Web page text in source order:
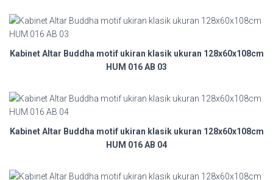
Kabinet Altar Buddha motif ukiran klasik ukuran 128x60x108cm
HUM 016 AB 03
Kabinet Altar Buddha motif ukiran klasik ukuran 128x60x108cm
HUM 016 AB 04